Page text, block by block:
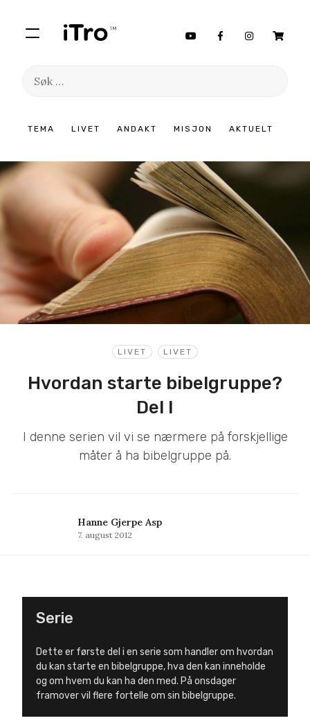
TEMA LIVET ANDAKT MISJON AKTUELT
Søk
innhold
LIVET LIVET
Hvordan starte bibelgruppe?
Del I
I denne serien vil vi se nærmere på forskjellige
måter å ha bibelgruppe på.
Hanne Gjerpe Asp
7. august 2012
Serie
Dette er første del i en serie som handler om hvordan
du kan starte en bibelgruppe, hva den kan inneholde
og om hvem du kan ha den med. På onsdager
framover vil flere fortelle om sin bibelgruppe.